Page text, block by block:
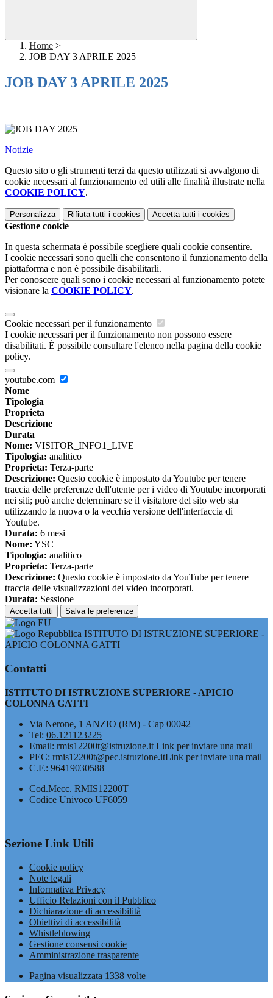
Home >
JOB DAY 3 APRILE 2025
JOB DAY 3 APRILE 2025
Notizie
Questo sito o gli strumenti terzi da questo utilizzati si avvalgono di
cookie necessari al funzionamento ed utili alle finalità illustrate nella
COOKIE POLICY.
Personalizza Rifiuta tutti i cookies Accetta tutti i cookies
Gestione cookie
In questa schermata è possibile scegliere quali cookie consentire.
I cookie necessari sono quelli che consentono il funzionamento della
piattaforma e non è possibile disabilitarli.
Per conoscere quali sono i cookie necessari al funzionamento potete
visionare la COOKIE POLICY.
Cookie necessari per il funzionamento
I cookie necessari per il funzionamento non possono essere
disabilitati. È possibile consultare l'elenco nella pagina della cookie
policy.
youtube.com
Nome
Tipologia
Proprieta
Descrizione
Durata
Nome: VISITOR_INFO1_LIVE
Tipologia: analitico
Proprieta: Terza-parte
Descrizione: Questo cookie è impostato da Youtube per tenere
traccia delle preferenze dell'utente per i video di Youtube incorporati
nei siti; può anche determinare se il visitatore del sito web sta
utilizzando la nuova o la vecchia versione dell'interfaccia di
Youtube.
Durata: 6 mesi
Nome: YSC
Tipologia: analitico
Proprieta: Terza-parte
Descrizione: Questo cookie è impostato da YouTube per tenere
traccia delle visualizzazioni dei video incorporati.
Durata: Sessione
Accetta tutti Salva le preferenze
ISTITUTO DI ISTRUZIONE SUPERIORE -
APICIO COLONNA GATTI
Contatti
ISTITUTO DI ISTRUZIONE SUPERIORE - APICIO
COLONNA GATTI
Via Nerone, 1 ANZIO (RM) - Cap 00042
Tel: 06.121123225
Email: rmis12200t@istruzione.it Link per inviare una mail
PEC: rmis12200t@pec.istruzione.itLink per inviare una mail
C.F.: 96419030588
Cod.Mecc. RMIS12200T
Codice Univoco UF6059
Sezione Link Utili
Cookie policy
Note legali
Informativa Privacy
Ufficio Relazioni con il Pubblico
Dichiarazione di accessibilità
Obiettivi di accessibilità
Whistleblowing
Gestione consensi cookie
Amministrazione trasparente
Pagina visualizzata 1338 volte